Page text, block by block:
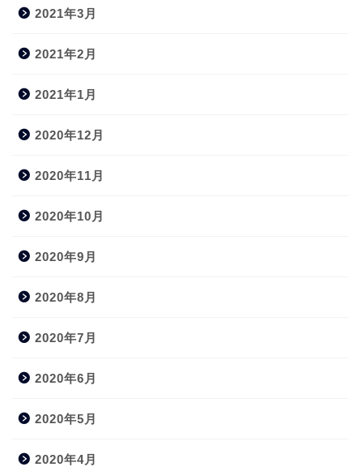
2021年3月
2021年2月
2021年1月
2020年12月
2020年11月
2020年10月
2020年9月
2020年8月
2020年7月
2020年6月
2020年5月
2020年4月